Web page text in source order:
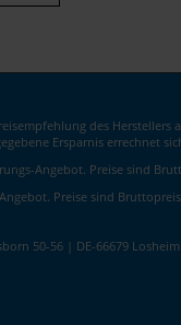
des Herstellers
Ersparnis errechnet
Angebot. Preise sind
Preise sind
50-56 | DE-66679